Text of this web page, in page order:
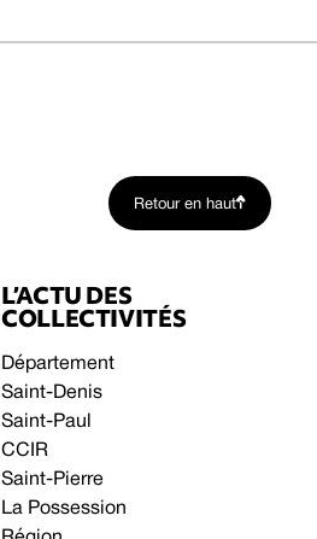
Retour en haut
L’ACTU DES
COLLECTIVITÉS
Département
Saint-Denis
Saint-Paul
CCIR
Saint-Pierre
La Possession